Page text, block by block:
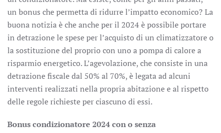
un bonus che permetta di ridurre l’impatto economico? La
buona notizia è che anche per il 2024 è possibile portare
in detrazione le spese per l’acquisto di un climatizzatore o
la sostituzione del proprio con uno a pompa di calore a
risparmio energetico. L’agevolazione, che consiste in una
detrazione fiscale dal 50% al 70%, è legata ad alcuni
interventi realizzati nella propria abitazione e al rispetto
delle regole richieste per ciascuno di essi.
Bonus condizionatore 2024 con o senza